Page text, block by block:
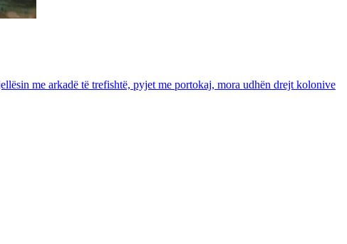
me arkadë të trefishtë, pyjet me portokaj, mora udhën drejt kolonive